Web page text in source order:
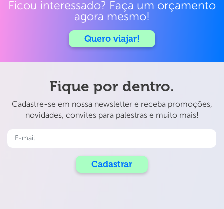
Ficou interessado? Faça um orçamento
agora mesmo!
Quero viajar!
Fique por dentro.
Cadastre-se em nossa newsletter e receba promoções,
novidades, convites para palestras e muito mais!